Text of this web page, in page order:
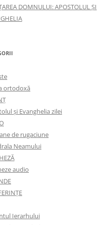
DOMNULUI: APOSTOLUL ȘI
ortodoxă
şi Evanghelia zilei
de rugaciune
Neamului
audio
Ierarhului